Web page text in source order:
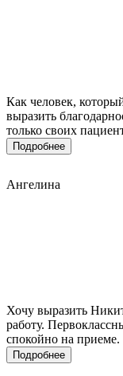
Как человек,
выразить
только своих
Подробнее
Ангелина
Хочу выразить
работу.
спокойно на приеме.
Подробнее